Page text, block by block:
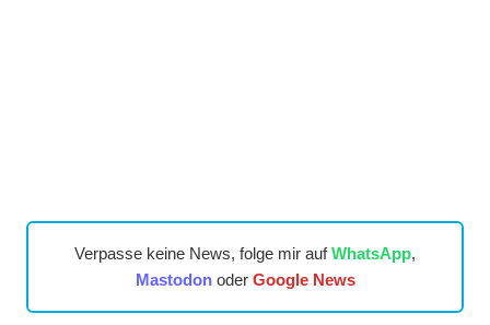
Verpasse keine News, folge mir aufWhatsApp,
Mastodonoder Google News